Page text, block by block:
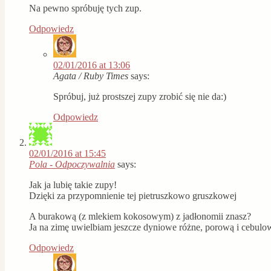
Na pewno spróbuję tych zup.
Odpowiedz
02/01/2016 at 13:06
Agata / Ruby Times says:
Spróbuj, już prostszej zupy zrobić się nie da:)
Odpowiedz
02/01/2016 at 15:45
Pola - Odpoczywalnia says:
Jak ja lubię takie zupy!
Dzięki za przypomnienie tej pietruszkowo gruszkowej
A burakową (z mlekiem kokosowym) z jadłonomii znasz?
Ja na zimę uwielbiam jeszcze dyniowe różne, porową i
Odpowiedz